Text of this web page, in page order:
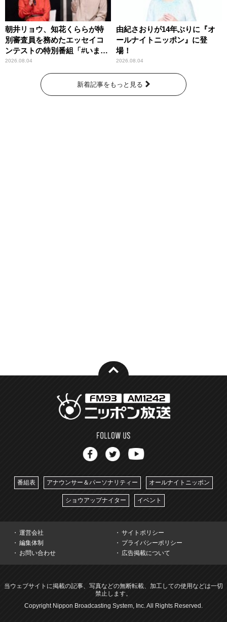
朝井リョウ、知花くららが特
別審査員を務めたエッセイコ
ンテストの特別番組「#いまあ
なたに伝えたいこと」
2026.08.04
由紀さおりが14年ぶりに『オ
ールナイトニッポン』に登
場！
2026.08.04
新着記事をもっと見る
番組表 アナウンサー＆パーソナリティー オールナイトニッポン
ショウアップナイター イベント
運営会社
サイトポリシー
編集体制
プライバシーポリシー
お問い合わせ
広告掲載について
当ウェブサイトに掲載の記事、写真などの無断転載、加工しての使用などは一切
禁止します。
Copyright Nippon Broadcasting System, Inc. All Rights Reserved.